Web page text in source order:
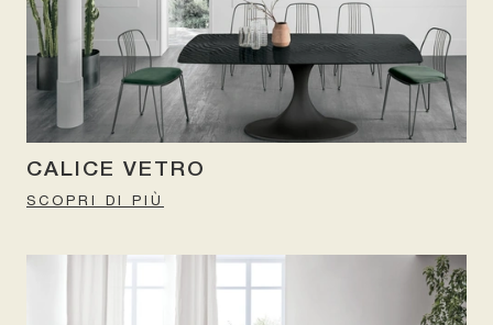
CALICE VETRO
SCOPRI DI PIÙ